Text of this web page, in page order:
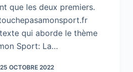
que les deux premiers.
qui aborde le thème
Sport: La…
25 OCTOBRE 2022